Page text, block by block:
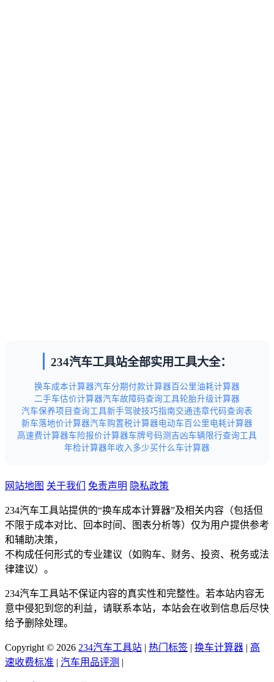
234汽车工具站全部实用工具大全：
换车成本计算器汽车分期付款计算器百公里油耗计算器
二手车估价计算器汽车故障码查询工具轮胎升级计算器
汽车保养项目查询工具新手驾驶技巧指南交通违章代码查询表
新车落地价计算器汽车购置税计算器电动车百公里电耗计算器
高速费计算器车险报价计算器车牌号码测吉凶车辆限行查询工具
年检计算器年收入多少买什么车计算器
网站地图 关于我们 免责声明 隐私政策
234汽车工具站提供的“换车成本计算器”及相关内容（包括但
不限于成本对比、回本时间、图表分析等）仅为用户提供参考
和辅助决策，
不构成任何形式的专业建议（如购车、财务、投资、税务或法
律建议）。
234汽车工具站不保证内容的真实性和完整性。若本站内容无
意中侵犯到您的利益，请联系本站，本站会在收到信息后尽快
给予删除处理。
Copyright © 2026 234汽车工具站 | 热门标签 | 换车计算器 | 高
速收费标准 | 汽车用品评测 |